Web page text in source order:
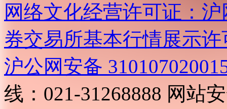
网络文化经营许可证：
券交易所基本行情展示许
沪公网安备
线：021-31268888 网站